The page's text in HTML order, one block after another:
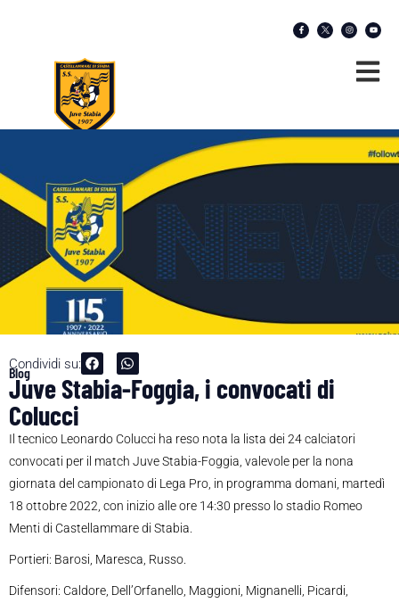
Condividi su:
Blog
Juve Stabia-Foggia, i convocati di
Colucci
Il tecnico Leonardo Colucci ha reso nota la lista dei 24 calciatori
convocati per il match Juve Stabia-Foggia, valevole per la nona
giornata del campionato di Lega Pro, in programma domani, martedì
18 ottobre 2022, con inizio alle ore 14:30 presso lo stadio Romeo
Menti di Castellammare di Stabia.
Portieri: Barosi, Maresca, Russo.
Difensori: Caldore, Dell’Orfanello, Maggioni, Mignanelli, Picardi,